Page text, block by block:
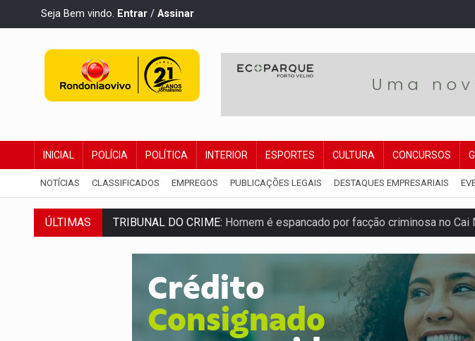
Seja Bem vindo. Entrar / Assinar
INICIAL POLÍCIA POLÍTICA INTERIOR ESPORTES CULTURA CONCURSOS
NOTÍCIAS CLASSIFICADOS EMPREGOS PUBLICAÇÕES LEGAIS DESTAQUES EMPRESARIAIS
ÚLTIMAS TRIBUNAL DO CRIME: Homem é espancado por facção criminosa no Cai
VÍDEO:Perseguição é registrada no shopping após colombiana furtar
LUDOPATIA:Apostas online começam a afetar produtividade e rotina nas
REFLORESTAMENTO: Plantar árvores não será mais suficiente para
OVNIS NA LUA:Cientistas alertam para possível base secreta no satélite